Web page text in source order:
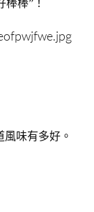
棒棒”！
味有多好。